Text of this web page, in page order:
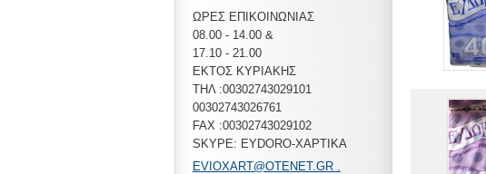
ΩΡΕΣ ΕΠΙΚΟΙΝΩΝΙΑΣ
08.00 - 14.00 &
17.10 - 21.00
ΕΚΤΟΣ ΚΥΡΙΑΚΗΣ
ΤΗΛ :00302743029101
00302743026761
FAX :00302743029102
SKYPE: EYDORO-XAPTIKA
EVIOXART@OTENET.GR .